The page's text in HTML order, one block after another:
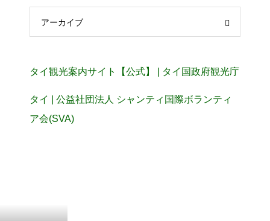
アーカイブ
タイ観光案内サイト【公式】 | タイ国政府観光庁
タイ | 公益社団法人 シャンティ国際ボランティ
ア会(SVA)